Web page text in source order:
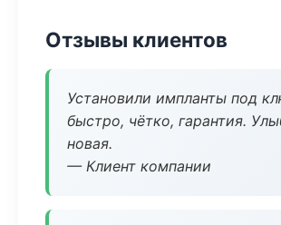
Отзывы клиентов
Установили импланты под
быстро, чётко, гарантия.
новая.
— Клиент компании